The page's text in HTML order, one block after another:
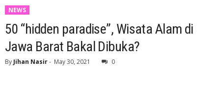
NEWS
50 “hidden paradise”, Wisata Alam di
Jawa Barat Bakal Dibuka?
By Jihan Nasir- May 30, 2021 0